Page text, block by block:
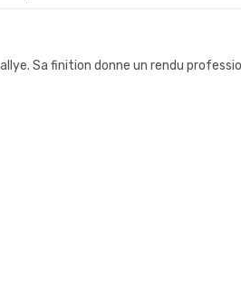
Sa finition donne un rendu